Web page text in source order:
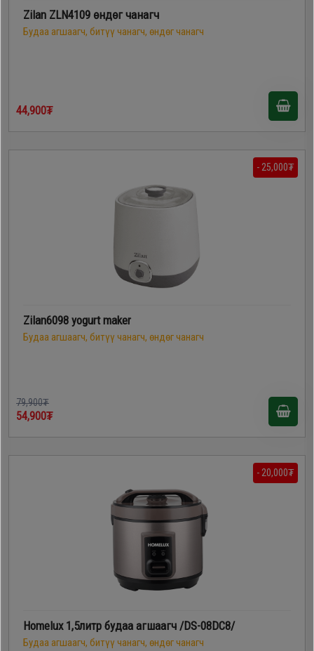
Zilan ZLN4109 өндөг чанагч
Будаа агшаагч, битүү чанагч, өндөг чанагч
44,900₮
- 25,000₮
Zilan6098 yogurt maker
Будаа агшаагч, битүү чанагч, өндөг чанагч
79,900₮
54,900₮
- 20,000₮
Homelux 1,5литр будаа агшаагч /DS-08DC8/
Будаа агшаагч, битүү чанагч, өндөг чанагч